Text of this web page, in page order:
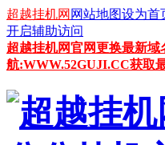
超越挂机网 网站地图设为首
开启辅助访问
超越挂机网官网更换最新
航:WWW.52GUJI.CC获取